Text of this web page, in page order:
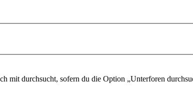
mit durchsucht, sofern du die Option „Unterforen